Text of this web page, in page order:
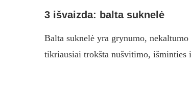
3 išvaizda: balta suknelė
Balta suknelė yra grynumo,
tikriausiai trokšta nušvitimo, išminties